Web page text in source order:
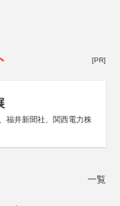
[PR]
福井新聞社、関西電力株
一覧